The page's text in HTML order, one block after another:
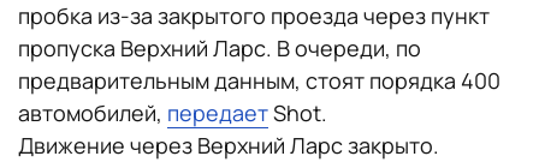
пробка из-за закрытого проезда через пункт
пропуска Верхний Ларс. В очереди, по
предварительным данным, стоят порядка 400
автомобилей, передаетShot.
Движение через Верхний Ларс закрыто.